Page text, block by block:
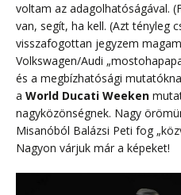
voltam az adagolhatóságával.
van, segít, ha kell. (Azt tényleg
visszafogottan jegyzem
Volkswagen/Audi
és a megbízhatósági
a World Ducati Weeken
nagyközönségnek. Nagy
Misanóból Balázsi Peti fog
Nagyon várjuk már a képeket!